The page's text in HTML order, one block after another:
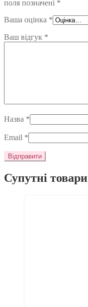
поля позначені *
Ваша оцінка *
Ваш відгук *
Назва *
Email *
Супутні товари